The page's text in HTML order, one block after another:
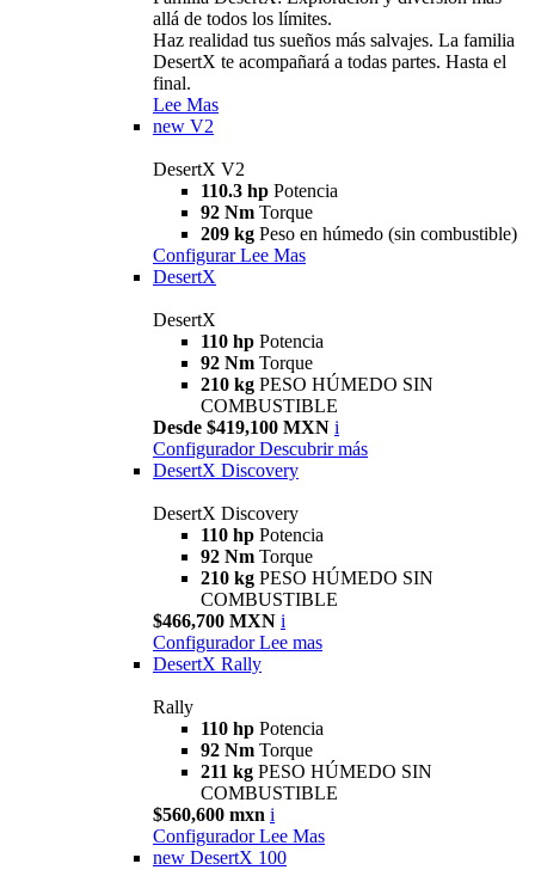
allá de todos los límites.
Haz realidad tus sueños más salvajes. La familia
DesertX te acompañará a todas partes. Hasta el
final.
Lee Mas
new V2
DesertX V2
110.3 hp Potencia
92 Nm Torque
209 kg Peso en húmedo (sin combustible)
Configurar Lee Mas
DesertX
DesertX
110 hp Potencia
92 Nm Torque
210 kg PESO HÚMEDO SIN
COMBUSTIBLE
Desde $419,100 MXN i
Configurador Descubrir más
DesertX Discovery
DesertX Discovery
110 hp Potencia
92 Nm Torque
210 kg PESO HÚMEDO SIN
COMBUSTIBLE
$466,700 MXN i
Configurador Lee mas
DesertX Rally
Rally
110 hp Potencia
92 Nm Torque
211 kg PESO HÚMEDO SIN
COMBUSTIBLE
$560,600 mxn i
Configurador Lee Mas
new DesertX 100